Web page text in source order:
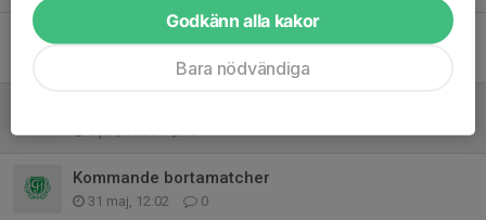
Kommande bortamatcher
31 maj, 12:02 0
Godkänn alla kakor
Bara nödvändiga